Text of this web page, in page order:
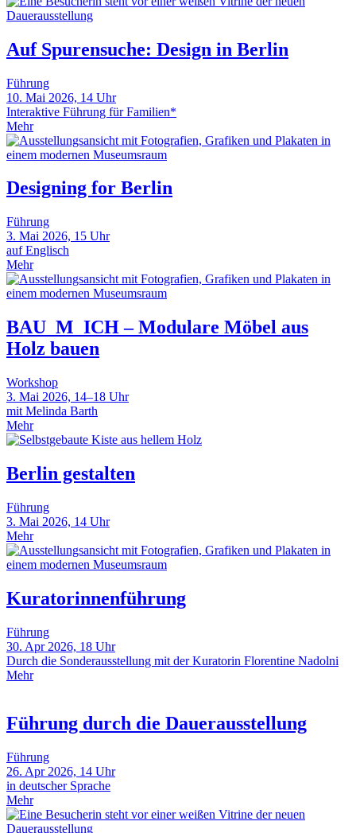
Auf Spurensuche: Design in Berlin
Führung
10. Mai 2026, 14 Uhr
Interaktive Führung für Familien*
Mehr
Designing for Berlin
Führung
3. Mai 2026, 15 Uhr
auf Englisch
Mehr
BAU_M_ICH – Modulare Möbel aus
Holz bauen
Workshop
3. Mai 2026, 14–18 Uhr
mit Melinda Barth
Mehr
Berlin gestalten
Führung
3. Mai 2026, 14 Uhr
Mehr
Kuratorinnenführung
Führung
30. Apr 2026, 18 Uhr
Durch die Sonderausstellung mit der Kuratorin Florentine Nadolni
Mehr
Führung durch die Dauerausstellung
Führung
26. Apr 2026, 14 Uhr
in deutscher Sprache
Mehr